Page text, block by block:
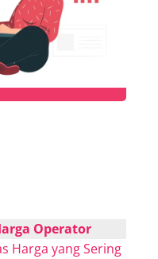
Operator
Harga yang Sering